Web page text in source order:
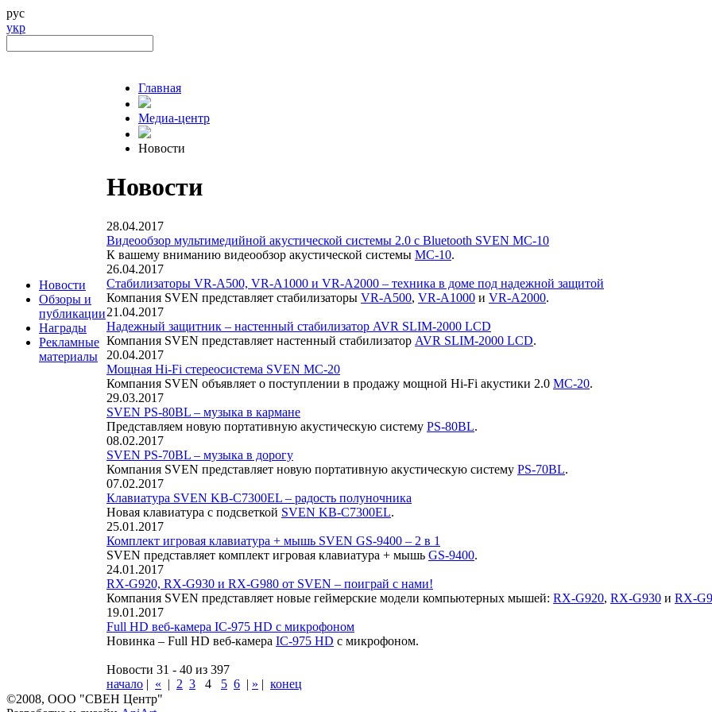
рус
укр
Новости
Обзоры и
публикации
Награды
Рекламные
материалы
Главная
Медиа-центр
Новости
Новости
28.04.2017
Bидеообзор мультимедийной акустической системы 2.0 с Bluetooth SVEN MC-10
К вашему вниманию видеообзор акустической системы MC-10.
26.04.2017
Стабилизаторы VR-A500, VR-A1000 и VR-A2000 – техника в доме под надежной защитой
Компания SVEN представляет стабилизаторы VR-A500, VR-A1000 и VR-A2000.
21.04.2017
Надежный защитник – настенный стабилизатор AVR SLIM-2000 LCD
Компания SVEN представляет настенный стабилизатор AVR SLIM-2000 LCD.
20.04.2017
Мощная Hi-Fi стереосистема SVEN MC-20
Компания SVEN объявляет о поступлении в продажу мощной Hi-Fi акустики 2.0 MC-20.
29.03.2017
SVEN PS-80BL – музыка в кармане
Представляем новую портативную акустическую систему PS-80BL.
08.02.2017
SVEN PS-70BL – музыка в дорогу
Компания SVEN представляет новую портативную акустическую систему PS-70BL.
07.02.2017
Клавиатура SVEN KB-C7300EL – радость полуночника
Новая клавиатура с подсветкой SVEN KB-C7300EL.
25.01.2017
Комплект игровая клавиатура + мышь SVEN GS-9400 – 2 в 1
SVEN представляет комплект игровая клавиатура + мышь GS-9400.
24.01.2017
RX-G920, RX-G930 и RX-G980 от SVEN – поиграй с нами!
Компания SVEN представляет новые геймерские модели компьютерных мышей: RX-G920, RX-G930 и RX-
19.01.2017
Full HD веб-камера IC-975 HD с микрофоном
Новинка – Full HD веб-камера IC-975 HD с микрофоном.
Новости 31 - 40 из 397
начало | « | 2 3 4 5 6 | » | конец
©2008, ООО "СВЕН Центр"